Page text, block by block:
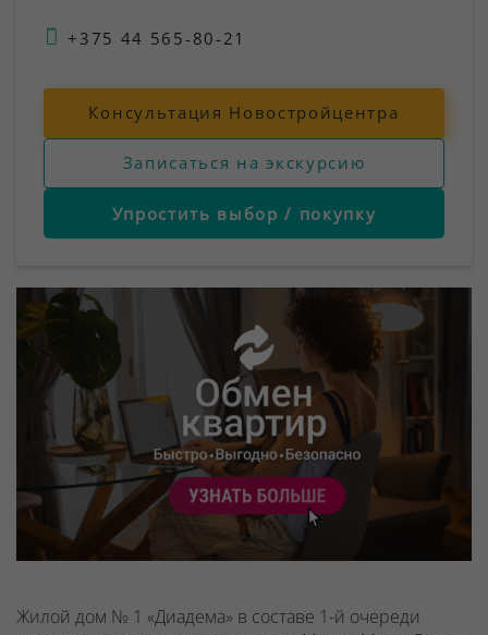
+375 44 565-80-21
Консультация Новостройцентра
Записаться на экскурсию
Упростить выбор / покупку
Жилой дом № 1 «Диадема» в составе 1-й очереди